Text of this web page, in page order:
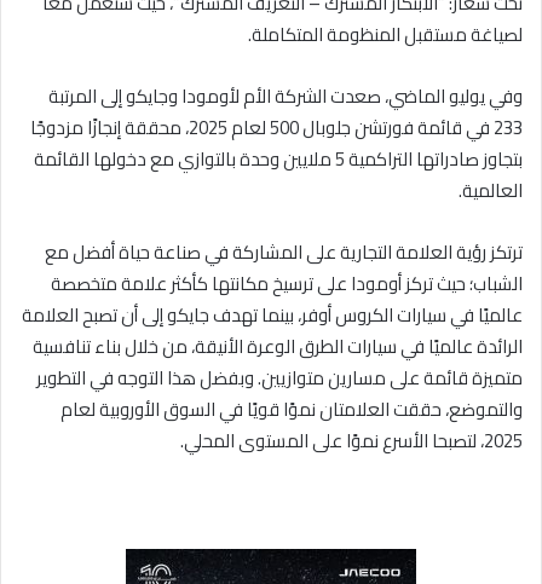
لصياغة مستقبل المنظومة المتكاملة.
وفي يوليو الماضي، صعدت الشركة الأم لأومودا وجايكو إلى المرتبة
233 في قائمة فورتشن جلوبال 500 لعام 2025، محققة إنجازًا مزدوجًا
بتجاوز صادراتها التراكمية 5 ملايين وحدة بالتوازي مع دخولها القائمة
العالمية.
ترتكز رؤية العلامة التجارية على المشاركة في صناعة حياة أفضل مع
الشباب؛ حيث تركز أومودا على ترسيخ مكانتها كأكثر علامة متخصصة
عالميًا في سيارات الكروس أوفر، بينما تهدف جايكو إلى أن تصبح العلامة
الرائدة عالميًا في سيارات الطرق الوعرة الأنيقة، من خلال بناء تنافسية
متميزة قائمة على مسارين متوازيين. وبفضل هذا التوجه في التطوير
والتموضع، حققت العلامتان نموًا قويًا في السوق الأوروبية لعام
2025، لتصبحا الأسرع نموًا على المستوى المحلي.